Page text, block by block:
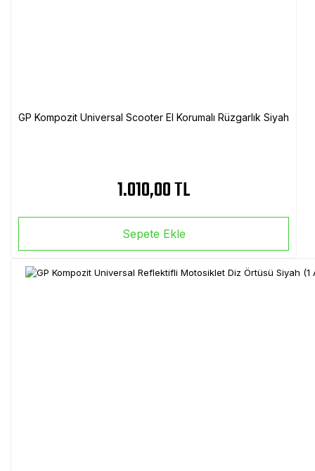
GP Kompozit Universal Scooter El Korumalı Rüzgarlık Siyah
1.010,00 TL
Sepete Ekle